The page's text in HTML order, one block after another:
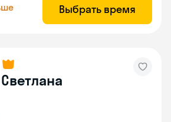
Выбрать время
Светлана